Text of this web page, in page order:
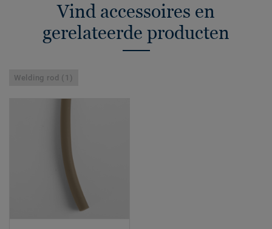
Vind accessoires en
gerelateerde producten
Welding rod (1)